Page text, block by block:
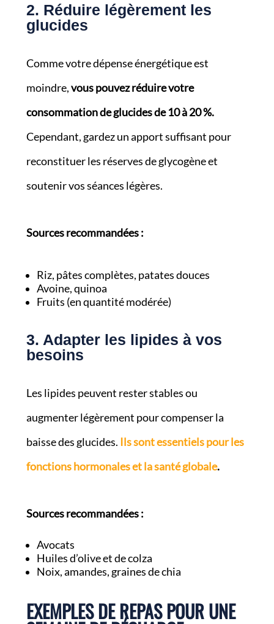
2. Réduire légèrement les
glucides
Comme votre dépense énergétique est
moindre,vous pouvez réduire votre
consommation de glucides de 10 à 20 %.
Cependant, gardez un apport suffisant pour
reconstituer les réserves de glycogène et
soutenir vos séances légères.
Sources recommandées :
Riz, pâtes complètes, patates douces
Avoine, quinoa
Fruits (en quantité modérée)
3. Adapter les lipides à vos
besoins
Les lipides peuvent rester stables ou
augmenter légèrement pour compenser la
baisse des glucides. Ils sont essentiels pour les
fonctions hormonales et la santé globale.
Sources recommandées :
Avocats
Huiles d’olive et de colza
Noix, amandes, graines de chia
EXEMPLES DE REPAS POUR UNE